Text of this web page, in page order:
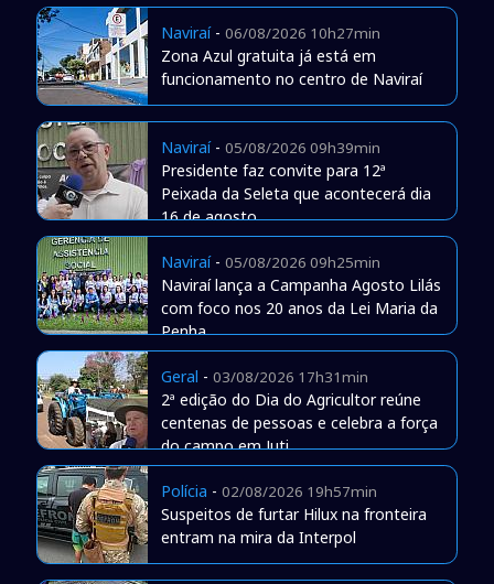
Naviraí- 06/08/2026 10h27min
Zona Azul gratuita já está em
funcionamento no centro de Naviraí
Naviraí- 05/08/2026 09h39min
Presidente faz convite para 12ª
Peixada da Seleta que acontecerá dia
16 de agosto
Naviraí- 05/08/2026 09h25min
Naviraí lança a Campanha Agosto Lilás
com foco nos 20 anos da Lei Maria da
Penha
Geral - 03/08/2026 17h31min
2ª edição do Dia do Agricultor reúne
centenas de pessoas e celebra a força
do campo em Juti
Polícia - 02/08/2026 19h57min
Suspeitos de furtar Hilux na fronteira
entram na mira da Interpol